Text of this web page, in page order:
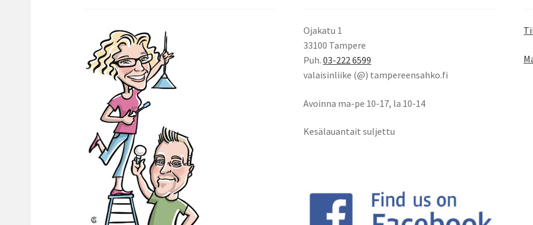
Ojakatu 1
33100 Tampere
Puh.03-222 6599
valaisinliike (@) tampereensahko.fi
Avoinna ma-pe 10-17, la 10-14
Kesälauantait suljettu